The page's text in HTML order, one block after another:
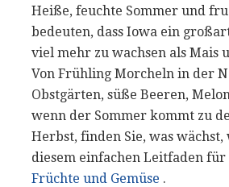
Heiße, feuchte Sommer und
bedeuten, dass Iowa ein
viel mehr zu wachsen als Mais
Von Frühling Morcheln in der
Obstgärten, süße Beeren,
wenn der Sommer kommt zu
Herbst, finden Sie, was
diesem einfachen Leitfaden für
Früchte und Gemüse .